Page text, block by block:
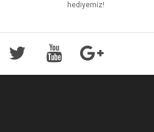
hediyemiz!